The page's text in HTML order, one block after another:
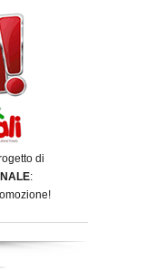
di
: